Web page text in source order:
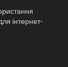
інтернет-